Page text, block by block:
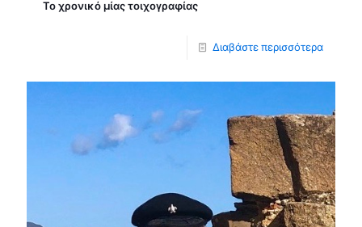
Το χρονικό μίας τοιχογραφίας
Διαβάστε περισσότερα